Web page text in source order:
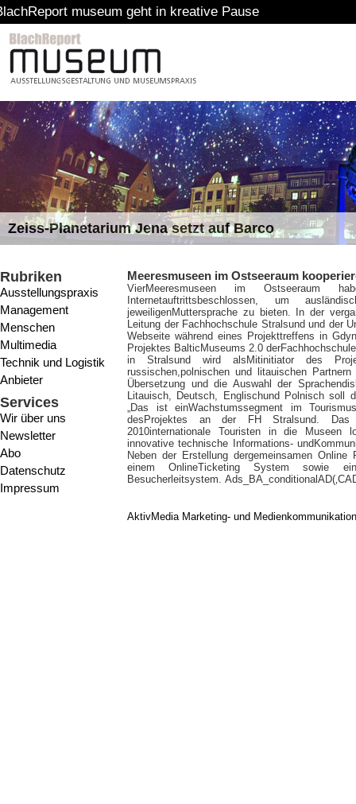
museum geht in kreative Pause
Zeiss-Planetarium Jena setzt auf Barco
Rubriken
Ausstellungspraxis
Management
Menschen
Multimedia
Technik und Logistik
Anbieter
Services
Wir über uns
Newsletter
Abo
Datenschutz
Impressum
Meeresmuseen im Ostseeraum
VierMeeresmuseen im Ostseeraum
Internetauftrittsbeschlossen, um
jeweiligenMuttersprache zu bieten. In der
Leitung der Fachhochschule Stralsund und der
Webseite während eines Projekttreffens in
Projektes BalticMuseums 2.0
in Stralsund wird alsMitinitiator des
russischen,polnischen und litauischen
Übersetzung und die Auswahl der
Litauisch, Deutsch, Englischund Polnisch soll
„Das ist einWachstumssegment im
desProjektes an der FH Stralsund. Das
2010internationale Touristen in die Museen
innovative technische Informations-
Neben der Erstellung dergemeinsamen
einem OnlineTicketing System sowie
Besucherleitsystem.
AktivMedia Marketing- und